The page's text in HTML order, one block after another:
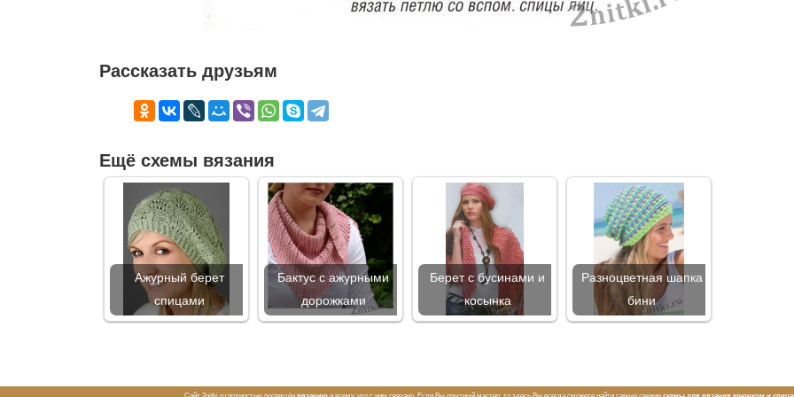
Рассказать друзьям
Ещё схемы вязания
Ажурный берет
спицами
Бактус с ажурными
дорожками
Берет с бусинами и
косынка
Разноцветная шапка
бини